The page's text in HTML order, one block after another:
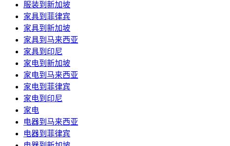
服装到新加坡
家具到菲律宾
家具到新加坡
家具到马来西亚
家具到印尼
家电到新加坡
家电到马来西亚
家电到菲律宾
家电到印尼
家电
电器到马来西亚
电器到菲律宾